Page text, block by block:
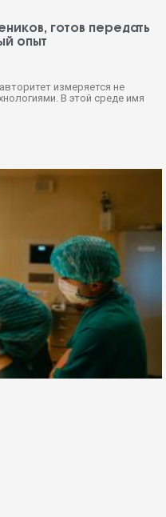
готов передать
опыт
измеряется не
В этой среде имя